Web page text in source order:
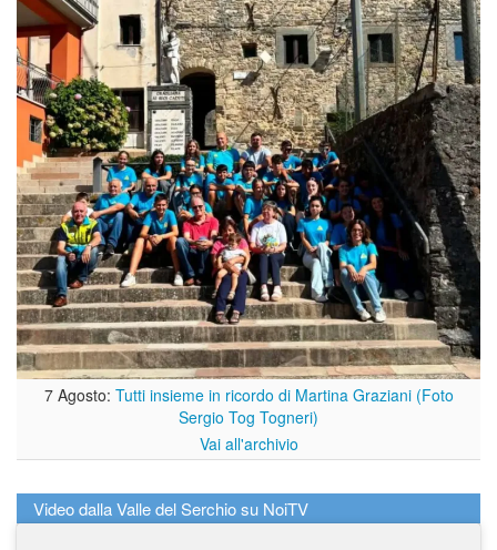
7 Agosto: Tutti insieme in ricordo di Martina Graziani (Foto
Sergio Tog Togneri)
Vai all'archivio
Video dalla Valle del Serchio su NoiTV